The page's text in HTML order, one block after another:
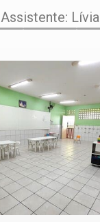
Assistente: Lívia